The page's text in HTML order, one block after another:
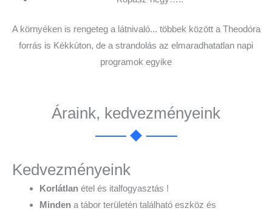
A környéken is rengeteg a látnivaló... többek között a Theodóra
forrás is Kékkúton, de a strandolás az elmaradhatatlan napi
programok egyike
Áraink, kedvezményeink
Kedvezményeink
Korlátlan étel és italfogyasztás !
Minden a tábor területén található eszköz és